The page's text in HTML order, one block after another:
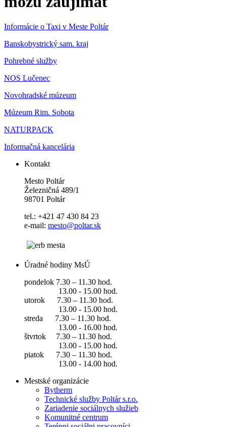
Informácie o Taxi v Meste Poltár
Banskobystrický sam. kraj
Pohrebné služby
NOS Lučenec
Novohradské múzeum
Múzeum Rim. Sobota
NATURPACK
Informačná kancelária
Kontakt
Mesto Poltár
Železničná 489/1
98701 Poltár
tel.: +421 47 430 84 23
e-mail: mesto@poltar.sk
Úradné hodiny MsÚ
pondelok 7.30 – 11.30 hod.
13.00 - 15.00 hod.
utorok 7.30 – 11.30 hod.
13.00 - 15.00 hod.
streda 7.30 – 11.30 hod.
13.00 - 16.00 hod.
štvrtok 7.30 – 11.30 hod.
13.00 - 15.00 hod.
piatok 7.30 – 11.30 hod.
13.00 - 14.00 hod.
Mestské organizácie
Bytherm
Technické služby Poltár s.r.o.
Zariadenie sociálnych služieb
Komunitné centrum